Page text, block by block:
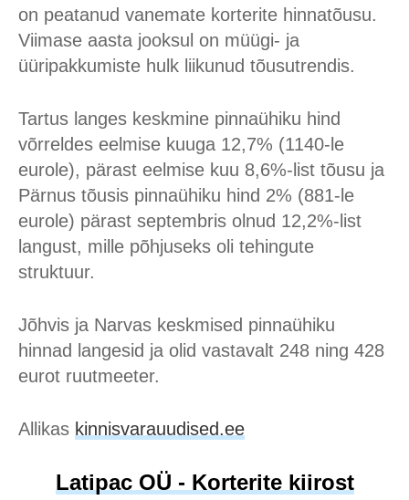
on peatanud vanemate korterite hinnatõusu.
Viimase aasta jooksul on müügi- ja
üüripakkumiste hulk liikunud tõusutrendis.
Tartus langes keskmine pinnaühiku hind
võrreldes eelmise kuuga 12,7% (1140-le
eurole), pärast eelmise kuu 8,6%-list tõusu ja
Pärnus tõusis pinnaühiku hind 2% (881-le
eurole) pärast septembris olnud 12,2%-list
langust, mille põhjuseks oli tehingute
struktuur.
Jõhvis ja Narvas keskmised pinnaühiku
hinnad langesid ja olid vastavalt 248 ning 428
eurot ruutmeeter.
Allikas kinnisvarauudised.ee
Latipac OÜ - Korterite kiirost